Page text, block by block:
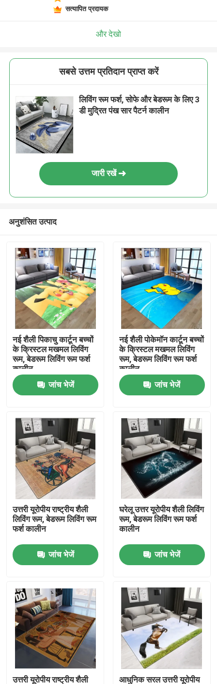
उत्पादों
वीडियो
हमारे बारे में
कारखाना भ्रमण
गुणवत्ता नियंत्रण
एक उद्धरण का अनुरोध करें
फर्श कालीन गलीचा
बेडरूम का फर्श कालीन
लिविंग रूम के फर्श कालीन
सत्यापित प्रदायक
और देखो
सबसे उत्तम प्रतिदान प्राप्त करें
लिविंग रूम फर्श, सोफे और बेडरूम के लिए 3
डी मुद्रित पंख सार पैटर्न कालीन
जारी रखें
अनुशंसित उत्पाद
नई शैली पिकाचु कार्टून बच्चों
के क्रिस्टल मखमल लिविंग
रूम, बेडरूम लिविंग रूम फर्श
कालीन
जांच भेजें
नई शैली पोकेमॉन कार्टून बच्चों
के क्रिस्टल मखमल लिविंग
रूम, बेडरूम लिविंग रूम फर्श
कालीन
जांच भेजें
उत्तरी यूरोपीय राष्ट्रीय शैली
लिविंग रूम, बेडरूम लिविंग रूम
फर्श कालीन
जांच भेजें
घरेलू उत्तर यूरोपीय शैली लिविंग
रूम, बेडरूम लिविंग रूम फर्श
कालीन
जांच भेजें
उत्तरी यूरोपीय राष्ट्रीय शैली आधुनिक सरल उत्तरी यूरोपीय